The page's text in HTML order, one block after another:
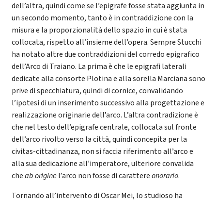
dell’altra, quindi come se l’epigrafe fosse stata aggiunta in
un secondo momento, tanto è in contraddizione con la
misura e la proporzionalità dello spazio in cui è stata
collocata, rispetto all’insieme dell’opera. Sempre Stucchi
ha notato altre due contraddizioni del corredo epigrafico
dell’Arco di Traiano. La prima è che le epigrafi laterali
dedicate alla consorte Plotina e alla sorella Marciana sono
prive di specchiatura, quindi di cornice, convalidando
l’ipotesi di un inserimento successivo alla progettazione e
realizzazione originarie dell’arco. L’altra contradizione è
che nel testo dell’epigrafe centrale, collocata sul fronte
dell’arco rivolto verso la città, quindi concepita per la
civitas-cittadinanza, non si faccia riferimento all’arco e
alla sua dedicazione all’imperatore, ulteriore convalida
cheab originel’arco non fosse di carattereonorario.
Tornando all’intervento di Oscar Mei, lo studioso ha